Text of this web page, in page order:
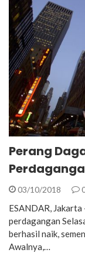
Perang
03/10/2018
ESANDAR,
perdagangan
berhasil naik,
Awalnya,…